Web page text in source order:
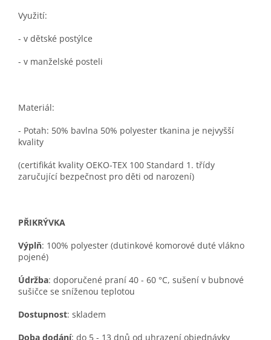
Využití:
- v dětské postýlce
- v manželské posteli
Materiál:
- Potah: 50% bavlna 50% polyester tkanina je nejvyšší
kvality
(certifikát kvality OEKO-TEX 100 Standard 1. třídy
zaručující bezpečnost pro děti od narození)
PŘIKRÝVKA
Výplň: 100% polyester (dutinkové komorové duté vlákno
pojené)
Údržba: doporučené praní 40 - 60 °C, sušení v bubnové
sušičce se sníženou teplotou
Dostupnost: skladem
Doba dodání: do 5 - 13 dnů od uhrazení objednávky